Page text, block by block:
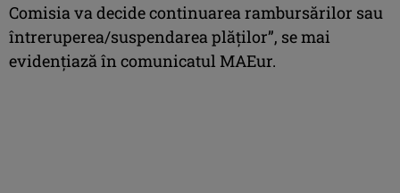
Comisia va decide continuarea rambursărilor sau
întreruperea/suspendarea plăţilor”, se mai
evidenţiază în comunicatul MAEur.